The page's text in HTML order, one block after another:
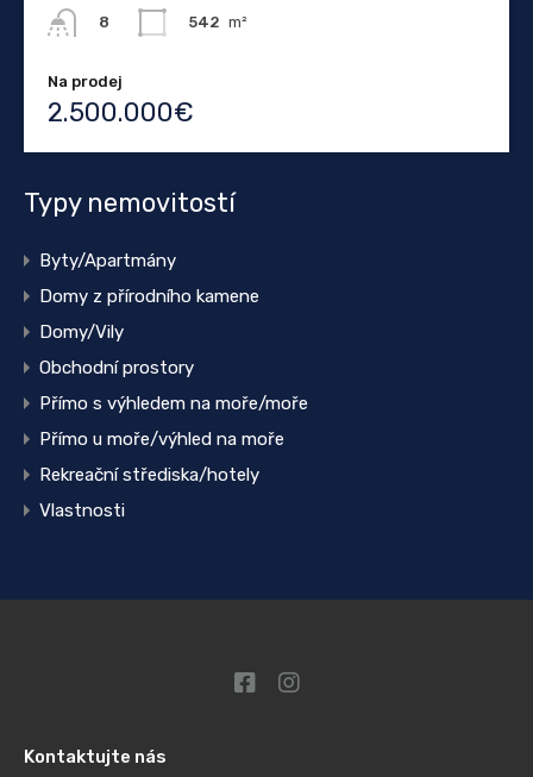
8
542 m²
Na prodej
2.500.000€
Typy nemovitostí
Byty/Apartmány
Domy z přírodního kamene
Domy/Vily
Obchodní prostory
Přímo s výhledem na moře/moře
Přímo u moře/výhled na moře
Rekreační střediska/hotely
Vlastnosti
Kontaktujte nás